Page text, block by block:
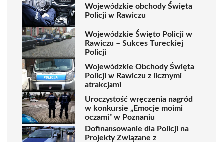
Wojewódzkie obchody Święta
Policji w Rawiczu
Wojewódzkie Święto Policji w
Rawiczu – Sukces Tureckiej
Policji
Wojewódzkie Obchody Święta
Policji w Rawiczu z licznymi
atrakcjami
Uroczystość wręczenia nagród
w konkursie „Emocje moimi
oczami” w Poznaniu
Dofinansowanie dla Policji na
Projekty Związane z